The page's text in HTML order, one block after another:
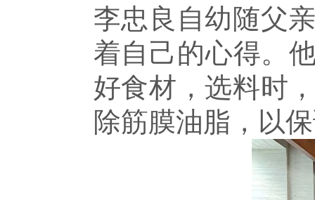
李忠良自幼随父
着自己的心得。
好食材，选料时
除筋膜油脂，以